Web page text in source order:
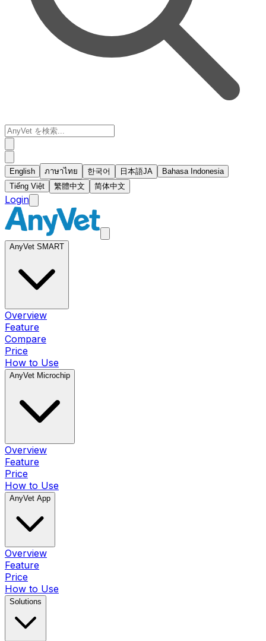
English ภาษาไทย 한국어 日本語JA
Bahasa Indonesia
Tiếng Việt
繁體中文 简体中文
Login
AnyVet SMART
Overview
Feature
Compare
Price
How to Use
AnyVet Microchip
Overview
Feature
Price
How to Use
AnyVet App
Overview
Feature
Price
How to Use
Solutions